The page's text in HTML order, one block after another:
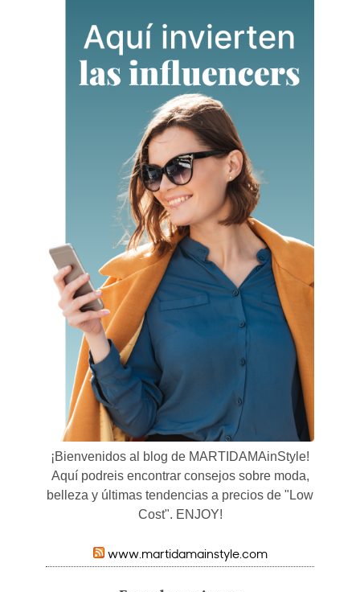
¡Bienvenidos al blog de MARTIDAMAinStyle!
Aquí podreis encontrar consejos sobre moda,
belleza y últimas tendencias a precios de "Low
Cost". ENJOY!
www.martidamainstyle.com